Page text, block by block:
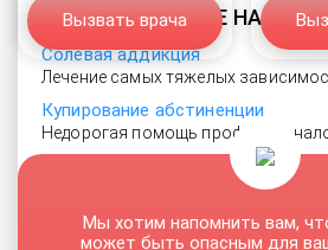
ЛЕЧЕНИЕ
Солевая аддикция
Лечение самых тяжелых
Купирование абстиненции
Недорогая помощь
Программы лечения
Мировые методы лечения
Мероприятия детоксикации
Как в клинике, так и на дому
Вызвать врача
Мы хотим напомнить вам,
может быть опасным для